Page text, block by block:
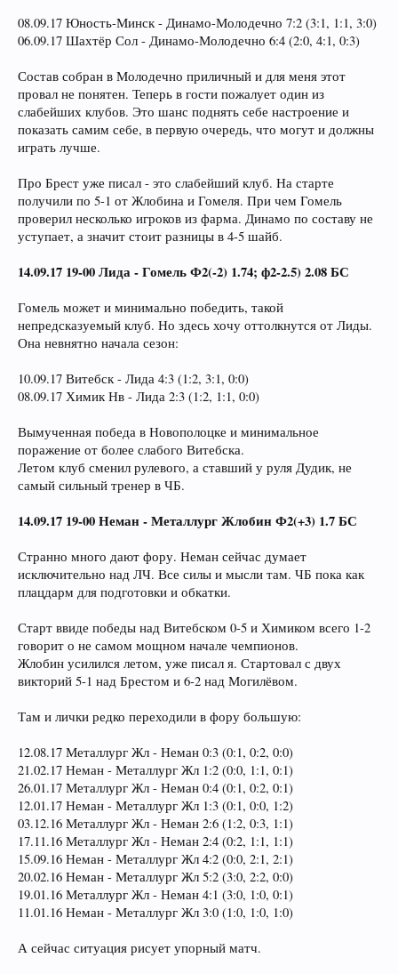
08.09.17 Юность-Минск - Динамо-Молодечно 7:2 (3:1, 1:1, 3:0)
06.09.17 Шахтёр Сол - Динамо-Молодечно 6:4 (2:0, 4:1, 0:3)
Состав собран в Молодечно приличный и для меня этот
провал не понятен. Теперь в гости пожалует один из
слабейших клубов. Это шанс поднять себе настроение и
показать самим себе, в первую очередь, что могут и должны
играть лучше.
Про Брест уже писал - это слабейший клуб. На старте
получили по 5-1 от Жлобина и Гомеля. При чем Гомель
проверил несколько игроков из фарма. Динамо по составу не
уступает, а значит стоит разницы в 4-5 шайб.
14.09.17 19-00 Лида - Гомель Ф2(-2) 1.74; ф2-2.5) 2.08 БС
Гомель может и минимально победить, такой
непредсказуемый клуб. Но здесь хочу оттолкнутся от Лиды.
Она невнятно начала сезон:
10.09.17 Витебск - Лида 4:3 (1:2, 3:1, 0:0)
08.09.17 Химик Нв - Лида 2:3 (1:2, 1:1, 0:0)
Вымученная победа в Новополоцке и минимальное
поражение от более слабого Витебска.
Летом клуб сменил рулевого, а ставший у руля Дудик, не
самый сильный тренер в ЧБ.
14.09.17 19-00 Неман - Металлург Жлобин Ф2(+3) 1.7 БС
Странно много дают фору. Неман сейчас думает
исключительно над ЛЧ. Все силы и мысли там. ЧБ пока как
плацдарм для подготовки и обкатки.
Старт ввиде победы над Витебском 0-5 и Химиком всего 1-2
говорит о не самом мощном начале чемпионов.
Жлобин усилился летом, уже писал я. Стартовал с двух
викторий 5-1 над Брестом и 6-2 над Могилёвом.
Там и лички редко переходили в фору большую:
12.08.17 Металлург Жл - Неман 0:3 (0:1, 0:2, 0:0)
21.02.17 Неман - Металлург Жл 1:2 (0:0, 1:1, 0:1)
26.01.17 Металлург Жл - Неман 0:4 (0:1, 0:2, 0:1)
12.01.17 Неман - Металлург Жл 1:3 (0:1, 0:0, 1:2)
03.12.16 Металлург Жл - Неман 2:6 (1:2, 0:3, 1:1)
17.11.16 Металлург Жл - Неман 2:4 (0:2, 1:1, 1:1)
15.09.16 Неман - Металлург Жл 4:2 (0:0, 2:1, 2:1)
20.02.16 Неман - Металлург Жл 5:2 (3:0, 2:2, 0:0)
19.01.16 Металлург Жл - Неман 4:1 (3:0, 1:0, 0:1)
11.01.16 Неман - Металлург Жл 3:0 (1:0, 1:0, 1:0)
А сейчас ситуация рисует упорный матч.